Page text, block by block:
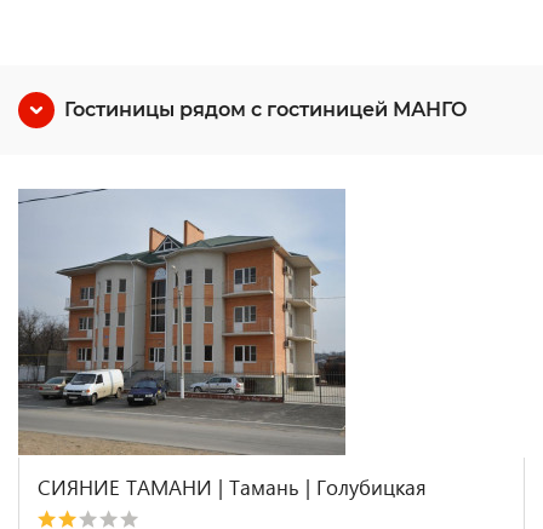
Гостиницы рядом с гостиницей МАНГО
СИЯНИЕ ТАМАНИ | Тамань | Голубицкая